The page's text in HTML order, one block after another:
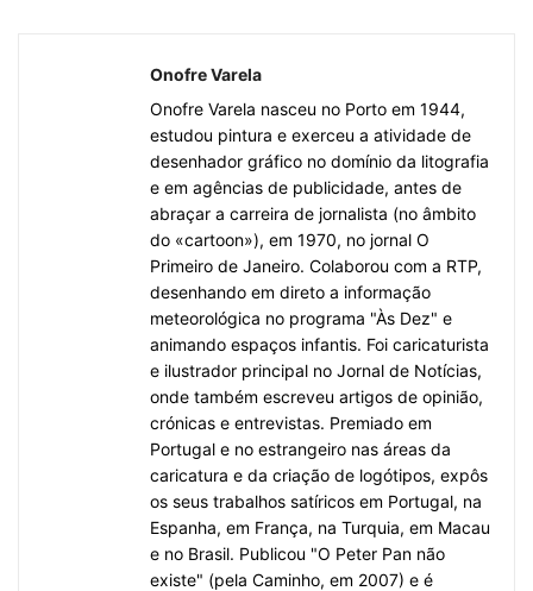
Onofre Varela
Onofre Varela nasceu no Porto em 1944,
estudou pintura e exerceu a atividade de
desenhador gráfico no domínio da litografia
e em agências de publicidade, antes de
abraçar a carreira de jornalista (no âmbito
do «cartoon»), em 1970, no jornal O
Primeiro de Janeiro. Colaborou com a RTP,
desenhando em direto a informação
meteorológica no programa "Às Dez" e
animando espaços infantis. Foi caricaturista
e ilustrador principal no Jornal de Notícias,
onde também escreveu artigos de opinião,
crónicas e entrevistas. Premiado em
Portugal e no estrangeiro nas áreas da
caricatura e da criação de logótipos, expôs
os seus trabalhos satíricos em Portugal, na
Espanha, em França, na Turquia, em Macau
e no Brasil. Publicou "O Peter Pan não
existe" (pela Caminho, em 2007) e é